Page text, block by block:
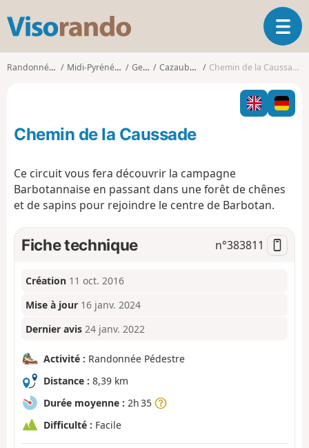
s
o
o
O
u
i
r
l
i
t
Randonnées Midi-Pyrénées Gers Cazaubon Chemin de la Caussade
Chemin de la Caussade
Ce circuit vous fera découvrir la campagne
Barbotannaise en passant dans une forêt de chênes
et de sapins pour rejoindre le centre de Barbotan.
Fiche technique n°383811
Création 11 oct. 2016
Mise à jour 16 janv. 2024
Dernier avis 24 janv. 2022
Activité : Randonnée Pédestre
Distance : 8,39 km
Durée moyenne : 2h 35
Difficulté : Facile